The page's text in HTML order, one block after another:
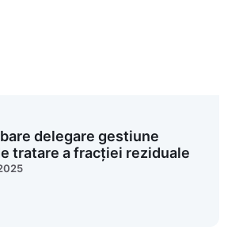
delegare gestiune
tratare a fracției reziduale